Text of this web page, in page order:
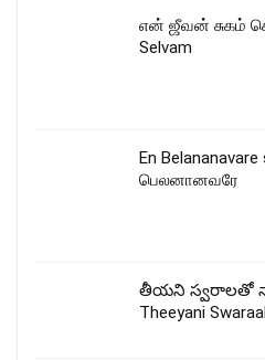
என் ஜீவன் சுகம்
Selvam
En
பெலனானவரே
తీయని స్వరాలతో
Theeyani